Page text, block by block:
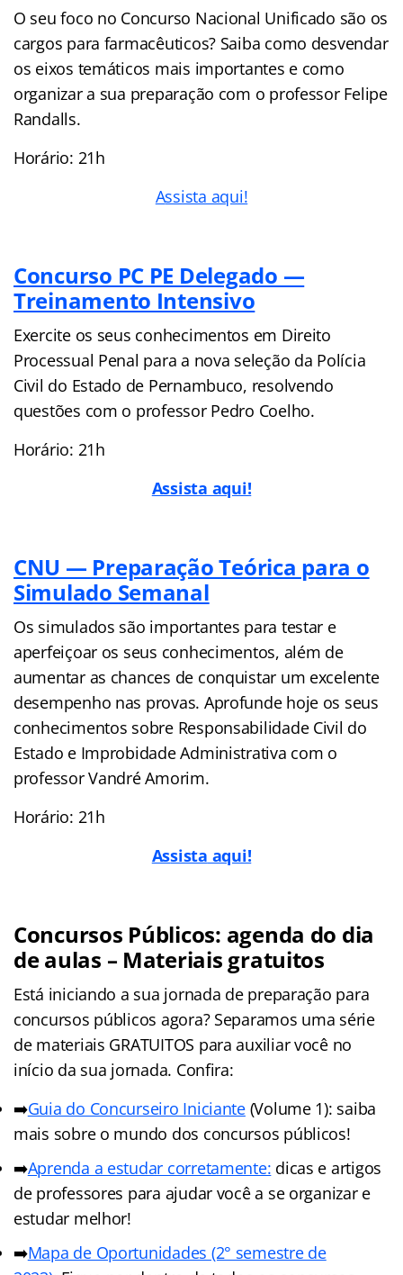
O seu foco no Concurso Nacional Unificado são os
cargos para farmacêuticos? Saiba como desvendar
os eixos temáticos mais importantes e como
organizar a sua preparação com o professor Felipe
Randalls.
Horário: 21h
Assista aqui!
Concurso PC PE Delegado —
Treinamento Intensivo
Exercite os seus conhecimentos em Direito
Processual Penal para a nova seleção da Polícia
Civil do Estado de Pernambuco, resolvendo
questões com o professor Pedro Coelho.
Horário: 21h
Assista aqui!
CNU — Preparação Teórica para o
Simulado Semanal
Os simulados são importantes para testar e
aperfeiçoar os seus conhecimentos, além de
aumentar as chances de conquistar um excelente
desempenho nas provas. Aprofunde hoje os seus
conhecimentos sobre Responsabilidade Civil do
Estado e Improbidade Administrativa com o
professor Vandré Amorim.
Horário: 21h
Assista aqui!
Concursos Públicos: agenda do dia
de aulas – Materiais gratuitos
Está iniciando a sua jornada de preparação para
concursos públicos agora? Separamos uma série
de materiais GRATUITOS para auxiliar você no
início da sua jornada. Confira:
➡️Guia do Concurseiro Iniciante(Volume 1): saiba
mais sobre o mundo dos concursos públicos!
➡️Aprenda a estudar corretamente: dicas e artigos
de professores para ajudar você a se organizar e
estudar melhor!
➡️Mapa de Oportunidades (2° semestre de